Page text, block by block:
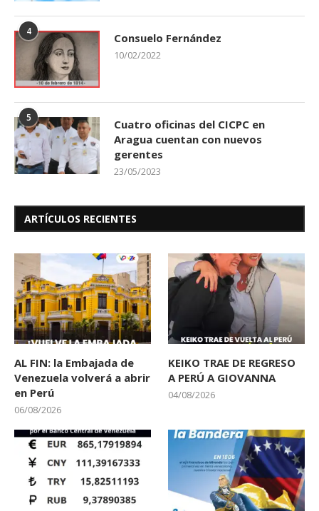
4 Consuelo Fernández
10/02/2022
5
Cuatro oficinas del CICPC en
Aragua cuentan con nuevos
gerentes
23/05/2023
ARTÍCULOS RECIENTES
AL FIN: la Embajada de
Venezuela volverá a abrir
en Perú
06/08/2026
KEIKO TRAE DE REGRESO
A PERÚ A GIOVANNA
04/08/2026